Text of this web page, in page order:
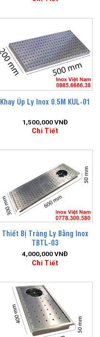
Khay Úp Ly Inox 0.5M KUL-01
1,500,000VNĐ
Chi Tiết
Thiết Bị Tráng Ly Bằng Inox
TBTL-03
4,000,000VNĐ
Chi Tiết